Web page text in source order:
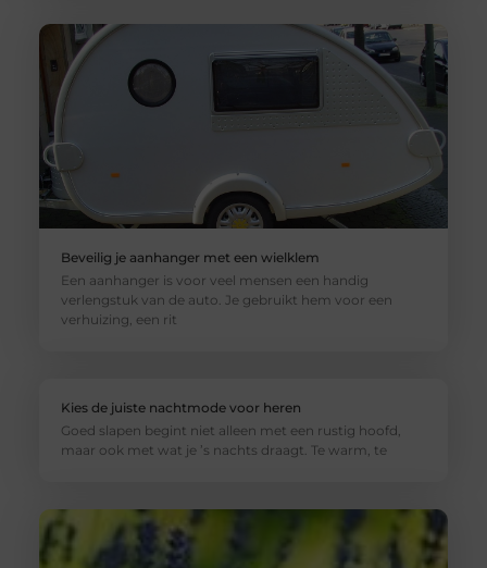
Beveilig je aanhanger met een wielklem
Een aanhanger is voor veel mensen een handig
verlengstuk van de auto. Je gebruikt hem voor een
verhuizing, een rit
Kies de juiste nachtmode voor heren
Goed slapen begint niet alleen met een rustig hoofd,
maar ook met wat je ’s nachts draagt. Te warm, te